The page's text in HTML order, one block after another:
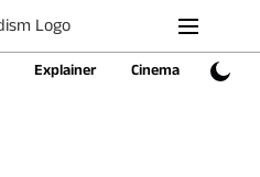
Explainer Cinema Sports